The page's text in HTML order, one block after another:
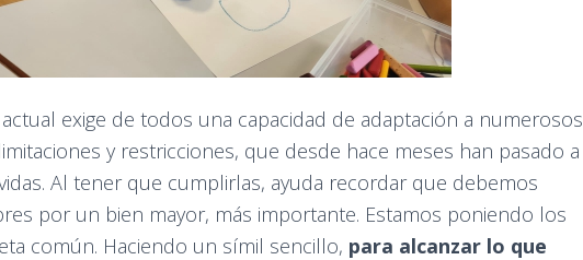
exige de todos una capacidad de adaptación a numerosos
y restricciones, que desde hace meses han pasado a
Al tener que cumplirlas, ayuda recordar que debemos
por un bien mayor, más importante. Estamos poniendo los
común. Haciendo un símil sencillo, para alcanzar lo que